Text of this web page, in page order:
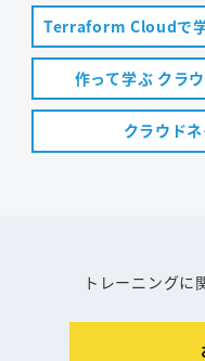
Terraform Cloudで
作って学ぶ クラ
クラウド
トレーニングに